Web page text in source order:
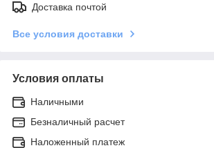
Доставка почтой
Все условия доставки
Условия оплаты
Наличными
Безналичный расчет
Наложенный платеж